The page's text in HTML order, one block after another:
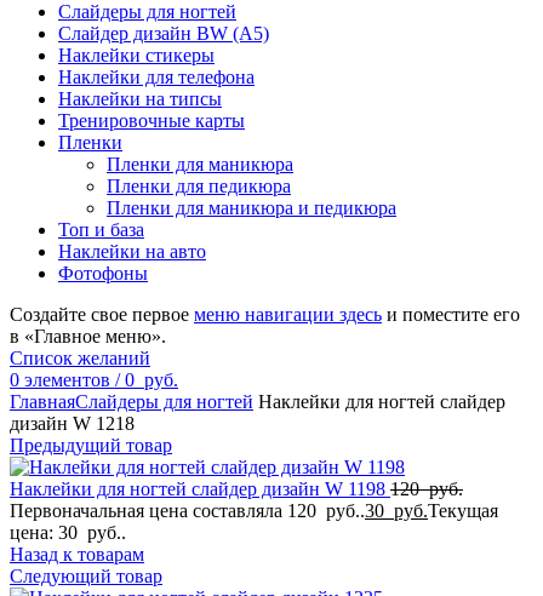
Слайдеры для ногтей
Слайдер дизайн BW (A5)
Наклейки стикеры
Наклейки для телефона
Наклейки на типсы
Тренировочные карты
Пленки
Пленки для маникюра
Пленки для педикюра
Пленки для маникюра и педикюра
Топ и база
Наклейки на авто
Фотофоны
Создайте свое первое меню навигации здесь и поместите его
в «Главное меню».
Список желаний
0 элементов / 0 руб.
ГлавнаяСлайдеры для ногтей Наклейки для ногтей слайдер
дизайн W 1218
Предыдущий товар
Наклейки для ногтей слайдер дизайн W 1198 120руб.
Первоначальная цена составляла 120 руб..30 руб.Текущая
цена: 30 руб..
Назад к товарам
Следующий товар